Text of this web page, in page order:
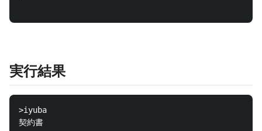
実行結果
>iyuba
契約書